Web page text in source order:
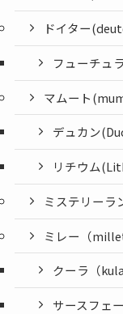
ドイター
フューチュラ
マムート
デュカン
リチウム
ミステリーラ
ミレー（millet
クーラ（kula
サースフェー